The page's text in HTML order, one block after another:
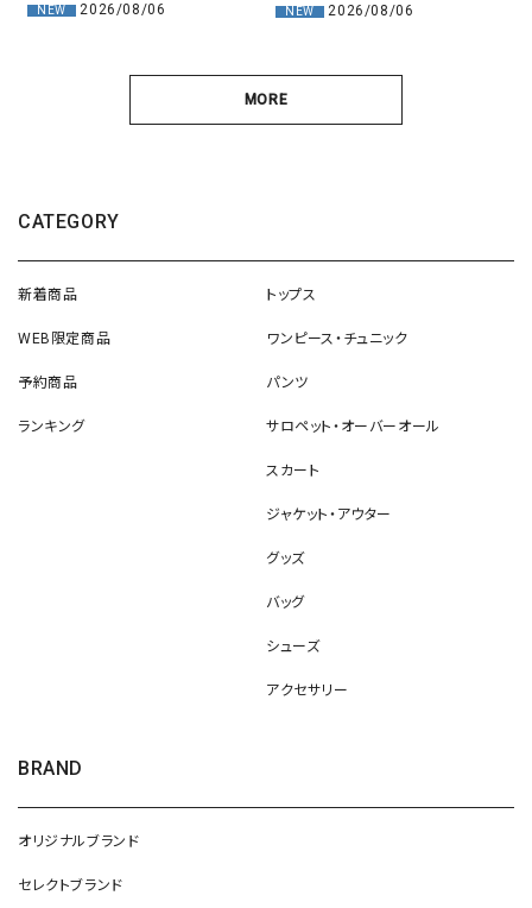
NEW 2026/08/06 NEW 2026/08/06
MORE
CATEGORY
新着商品
WEB限定商品
予約商品
ランキング
トップス
ワンピース・チュニック
パンツ
サロペット・オーバーオール
スカート
ジャケット・アウター
グッズ
バッグ
シューズ
アクセサリー
BRAND
オリジナルブランド
セレクトブランド